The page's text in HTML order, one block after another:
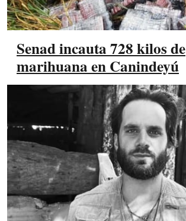
Senad incauta 728 kilos de
marihuana en Canindeyú